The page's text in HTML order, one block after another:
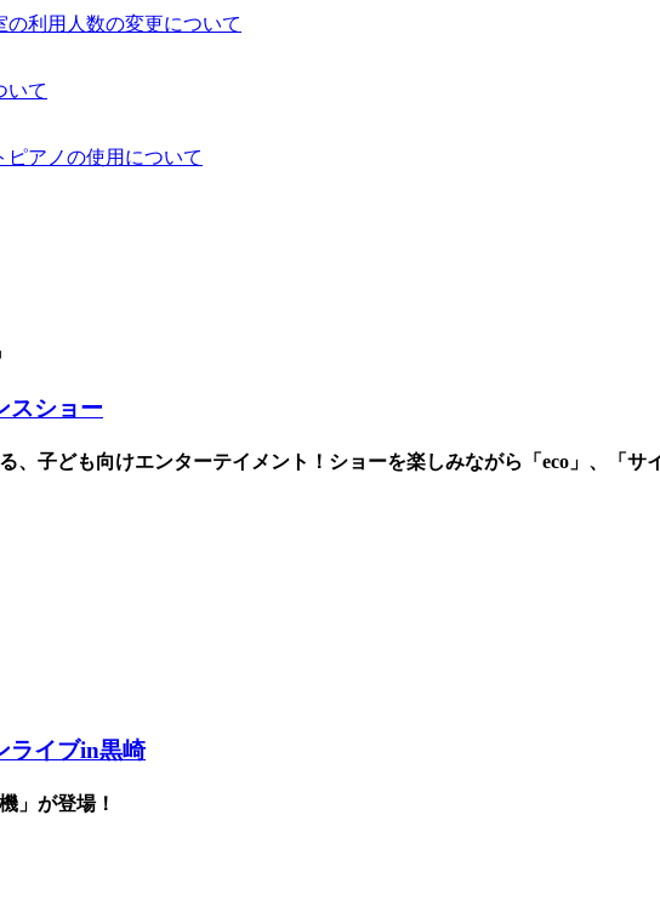
の利用人数の変更について
いて
ピアノの使用について
スショー
、子ども向けエンターテイメント！ショーを楽しみながら「eco」、「サ
イブin黒崎
」が登場！